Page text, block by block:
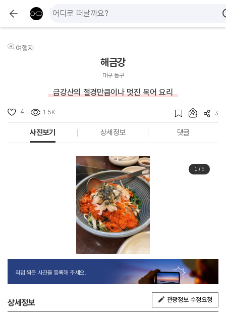
여행지
해금강
대구 동구
금강산의 절경만큼이나 멋진 복어 요리
4 1.5K 3
사진보기 상세정보 댓글
1/ 5
직접 찍은 사진을 등록해 주세요.
상세정보 관광정보 수정요청